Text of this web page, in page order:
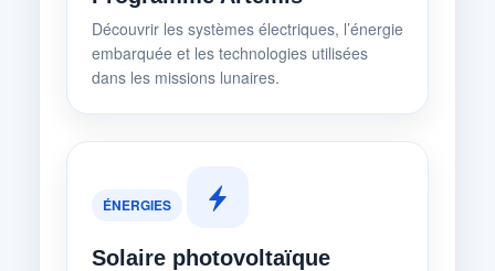
Découvrir les systèmes électriques, l’énergie
embarquée et les technologies utilisées
dans les missions lunaires.
ÉNERGIES
Solaire photovoltaïque